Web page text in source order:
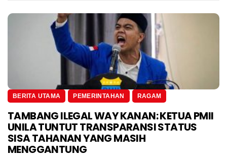
BERITA UTAMA PEMERINTAHAN RAGAM
TAMBANG ILEGAL WAY KANAN: KETUA PMII
UNILA TUNTUT TRANSPARANSI STATUS
SISA TAHANAN YANG MASIH
MENGGANTUNG